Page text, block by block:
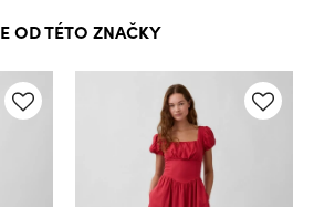
OD TÉTO ZNAČKY